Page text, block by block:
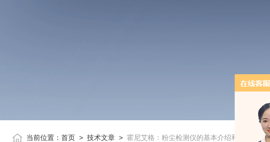
当前位置： 首页 > 技术文章 > 霍尼艾格：粉尘检测仪的基本介绍和产生？